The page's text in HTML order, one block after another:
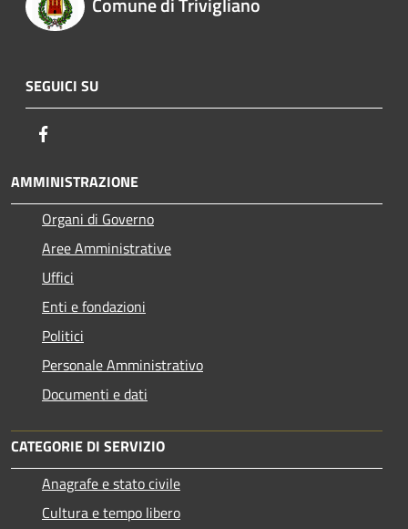
SEGUICI SU
AMMINISTRAZIONE
Organi di Governo
Aree Amministrative
Uffici
Enti e fondazioni
Politici
Personale Amministrativo
Documenti e dati
CATEGORIE DI SERVIZIO
Anagrafe e stato civile
Cultura e tempo libero